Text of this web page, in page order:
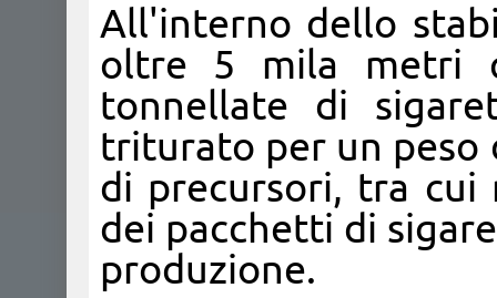
All'interno dello
oltre 5 mila metri
tonnellate di
triturato per un peso
di precursori, tra cui
dei pacchetti di
produzione.